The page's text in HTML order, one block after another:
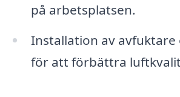
på arbetsplatsen.
Installation av
för att förbättra